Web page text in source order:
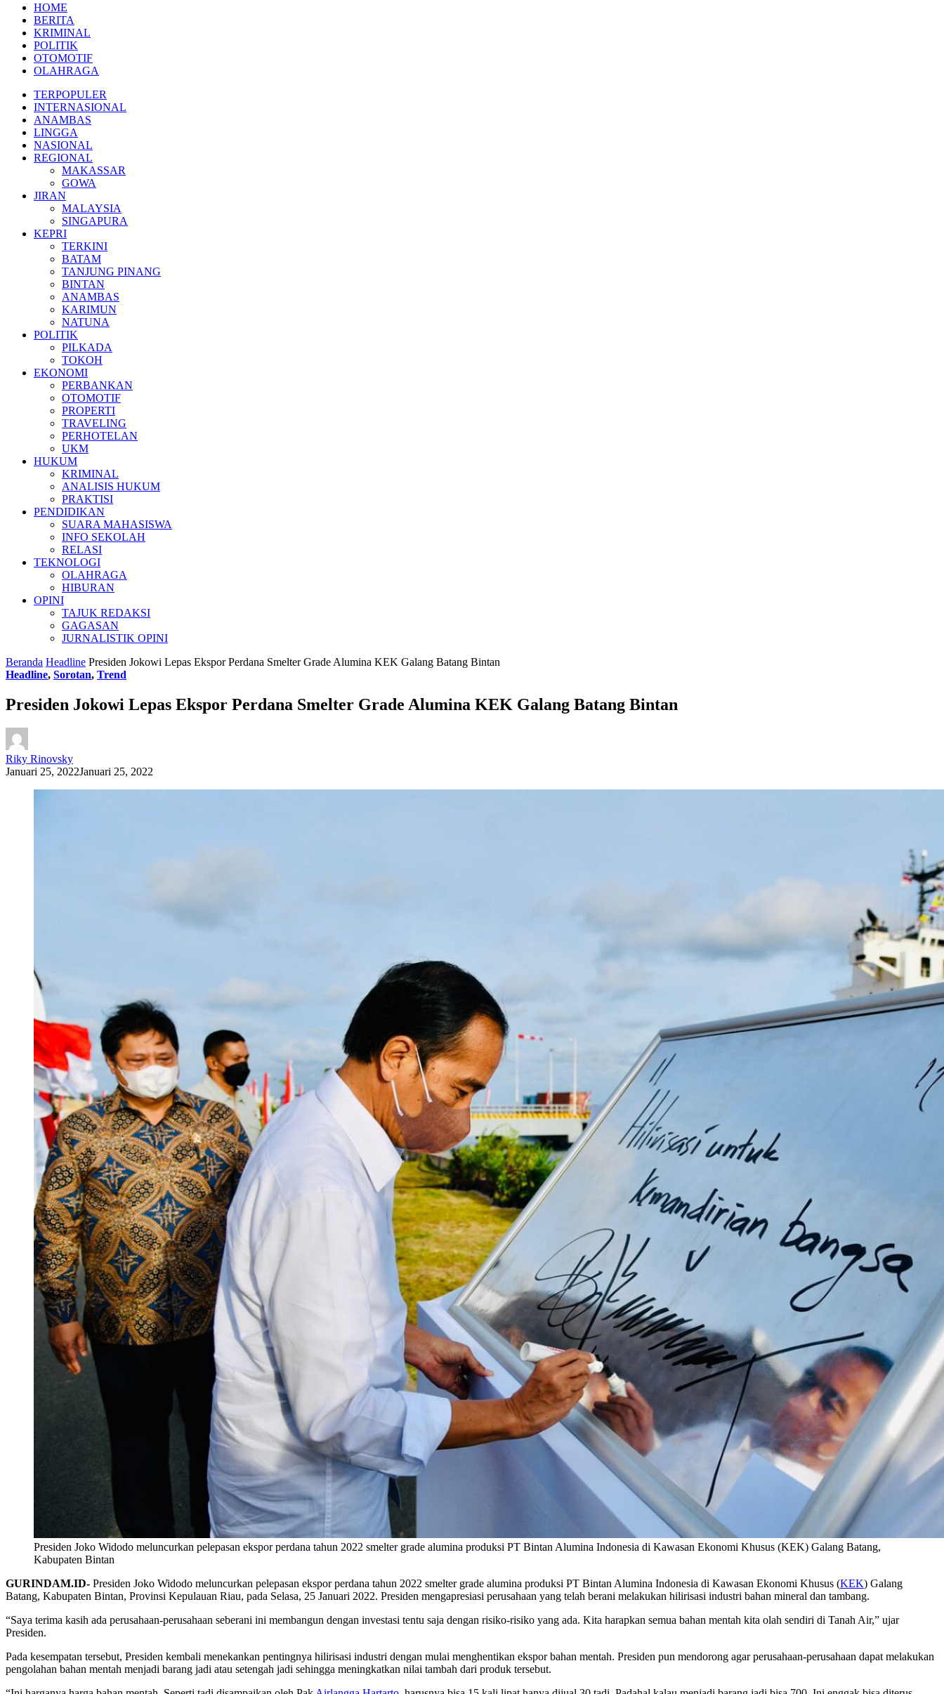
HOME
BERITA
KRIMINAL
POLITIK
OTOMOTIF
OLAHRAGA
TERPOPULER
INTERNASIONAL
ANAMBAS
LINGGA
NASIONAL
REGIONAL
MAKASSAR
GOWA
JIRAN
MALAYSIA
SINGAPURA
KEPRI
TERKINI
BATAM
TANJUNG PINANG
BINTAN
ANAMBAS
KARIMUN
NATUNA
POLITIK
PILKADA
TOKOH
EKONOMI
PERBANKAN
OTOMOTIF
PROPERTI
TRAVELING
PERHOTELAN
UKM
HUKUM
KRIMINAL
ANALISIS HUKUM
PRAKTISI
PENDIDIKAN
SUARA MAHASISWA
INFO SEKOLAH
RELASI
TEKNOLOGI
OLAHRAGA
HIBURAN
OPINI
TAJUK REDAKSI
GAGASAN
JURNALISTIK OPINI
Beranda Headline Presiden Jokowi Lepas Ekspor Perdana Smelter Grade Alumina KEK Galang Batang Bintan
Headline, Sorotan, Trend
Presiden Jokowi Lepas Ekspor Perdana Smelter Grade Alumina KEK Galang Batang Bintan
Riky Rinovsky
Januari 25, 2022Januari 25, 2022
Presiden Joko Widodo meluncurkan pelepasan ekspor perdana tahun 2022 smelter grade alumina produksi PT Bintan Alumina Indonesia di Kawasan Ekonomi Khusus (KEK) Galang Batang,
Kabupaten Bintan
GURINDAM.ID- Presiden Joko Widodo meluncurkan pelepasan ekspor perdana tahun 2022 smelter grade alumina produksi PT Bintan Alumina Indonesia di Kawasan Ekonomi Khusus (KEK) Galang
Batang, Kabupaten Bintan, Provinsi Kepulauan Riau, pada Selasa, 25 Januari 2022. Presiden mengapresiasi perusahaan yang telah berani melakukan hilirisasi industri bahan mineral dan tambang.
“Saya terima kasih ada perusahaan-perusahaan seberani ini membangun dengan investasi tentu saja dengan risiko-risiko yang ada. Kita harapkan semua bahan mentah kita olah sendiri di Tanah Air,” ujar
Presiden.
Pada kesempatan tersebut, Presiden kembali menekankan pentingnya hilirisasi industri dengan mulai menghentikan ekspor bahan mentah. Presiden pun mendorong agar perusahaan-perusahaan dapat melakukan
pengolahan bahan mentah menjadi barang jadi atau setengah jadi sehingga meningkatkan nilai tambah dari produk tersebut.